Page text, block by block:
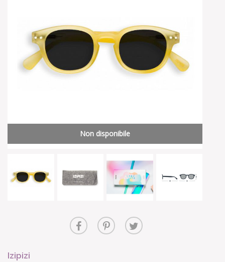
Non disponibile
Izipizi